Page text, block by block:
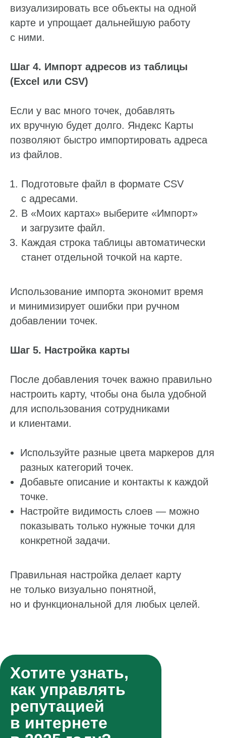
визуализировать все объекты на одной
карте и упрощает дальнейшую работу
с ними.
Шаг 4. Импорт адресов из таблицы
(Excel или CSV)
Если у вас много точек, добавлять
их вручную будет долго. Яндекс Карты
позволяют быстро импортировать адреса
из файлов.
Подготовьте файл в формате CSV
с адресами.
В «Моих картах» выберите «Импорт»
и загрузите файл.
Каждая строка таблицы автоматически
станет отдельной точкой на карте.
Использование импорта экономит время
и минимизирует ошибки при ручном
добавлении точек.
Шаг 5. Настройка карты
После добавления точек важно правильно
настроить карту, чтобы она была удобной
для использования сотрудниками
и клиентами.
Используйте разные цвета маркеров для
разных категорий точек.
Добавьте описание и контакты к каждой
точке.
Настройте видимость слоев — можно
показывать только нужные точки для
конкретной задачи.
Правильная настройка делает карту
не только визуально понятной,
но и функциональной для любых целей.
Хотите узнать,
как управлять
репутацией
в интернете